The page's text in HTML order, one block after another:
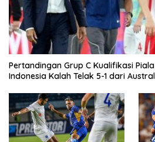
Pertandingan Grup C Kualifikasi
Indonesia Kalah Telak 5-1 dari